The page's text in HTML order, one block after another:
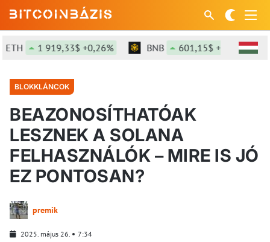
1 919,33$ +0,26% BNB 601,15$ +1,5%
BLOKKLÁNCOK
BEAZONOSÍTHATÓAK
LESZNEK A SOLANA
FELHASZNÁLÓK – MIRE IS JÓ
EZ PONTOSAN?
premik
2025. május 26.
7:34